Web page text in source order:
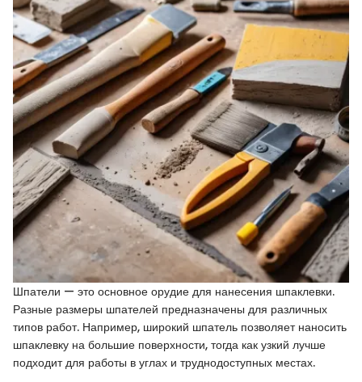
Шпатели — это основное орудие для нанесения шпаклевки.
Разные размеры шпателей предназначены для различных
типов работ. Например, широкий шпатель позволяет наносить
шпаклевку на большие поверхности, тогда как узкий лучше
подходит для работы в углах и труднодоступных местах.